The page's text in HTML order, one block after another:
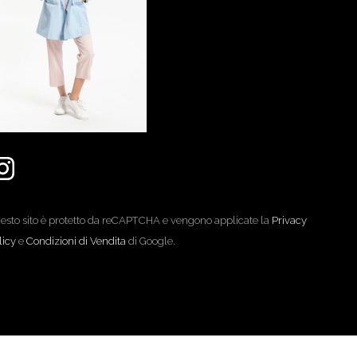
sito è protetto da reCAPTCHA e vengono applicate la Privacy
e Condizioni di Venditadi Google.